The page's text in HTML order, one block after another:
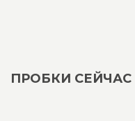
ПРОБКИ СЕЙЧАС